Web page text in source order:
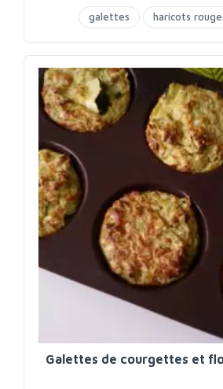
galettes
haricots
Galettes de courgettes et